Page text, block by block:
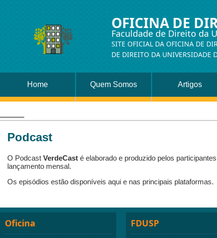
OFICINA DE
Faculdade de Direito da
SITE OFICIAL DA OFICINA DE
DE DIREITO DA UNIVERSIDADE
Home Quem Somos Artigos
Podcast
O Podcast VerdeCast é elaborado e produzido pelos
lançamento mensal.
Os episódios estão disponíveis aqui e nas principais plataformas.
Oficina FDUSP